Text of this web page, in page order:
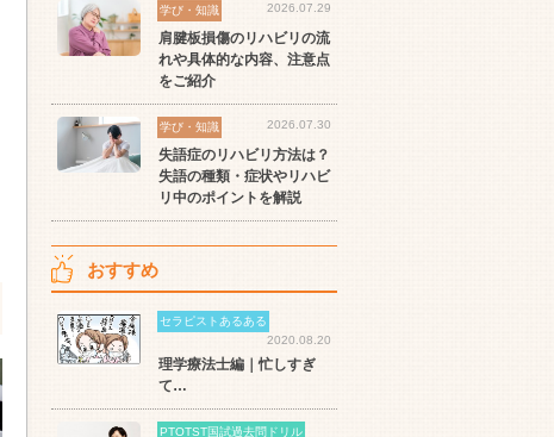
学び・知識 2026.07.29
肩腱板損傷のリハビリの流
れや具体的な内容、注意点
をご紹介
学び・知識 2026.07.30
失語症のリハビリ方法は？
失語の種類・症状やリハビ
リ中のポイントを解説
おすすめ
セラピストあるある
2020.08.20
理学療法士編｜忙しすぎ
て…
PTOTST国試過去問ドリル